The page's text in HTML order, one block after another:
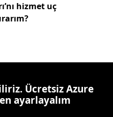
hizmet uç
Ücretsiz Azure
ayarlayalım